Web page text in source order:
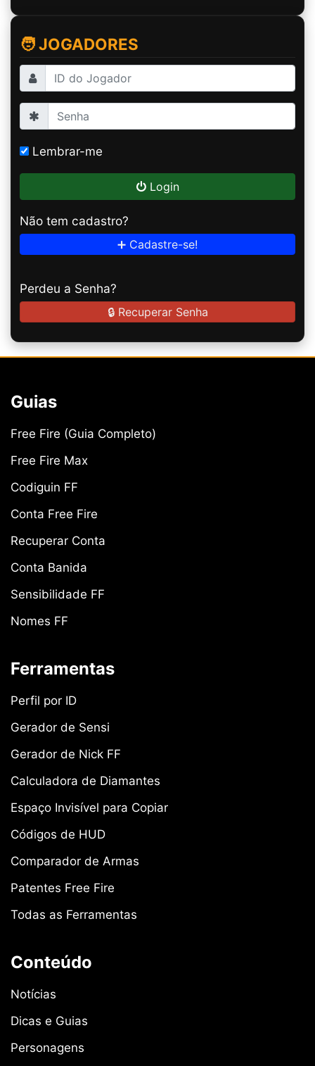
🧑 JOGADORES
Lembrar-me
Login
Não tem cadastro?
➕ Cadastre-se!
Perdeu a Senha?
🔒 Recuperar Senha
Guias
Free Fire (Guia Completo)
Free Fire Max
Codiguin FF
Conta Free Fire
Recuperar Conta
Conta Banida
Sensibilidade FF
Nomes FF
Ferramentas
Perfil por ID
Gerador de Sensi
Gerador de Nick FF
Calculadora de Diamantes
Espaço Invisível para Copiar
Códigos de HUD
Comparador de Armas
Patentes Free Fire
Todas as Ferramentas
Conteúdo
Notícias
Dicas e Guias
Personagens